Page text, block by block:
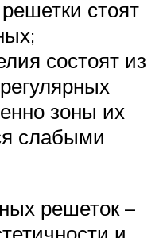
стоят
состоят из
зоны их
слабыми
решеток –
и